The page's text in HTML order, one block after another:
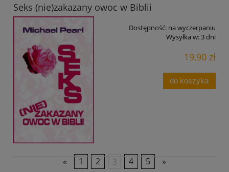
Seks (nie)zakazany owoc w Biblii
Dostępność: na wyczerpaniu
Wysyłka w:3 dni
19,90 zł
do koszyka
« 1 2 3 4 5 »